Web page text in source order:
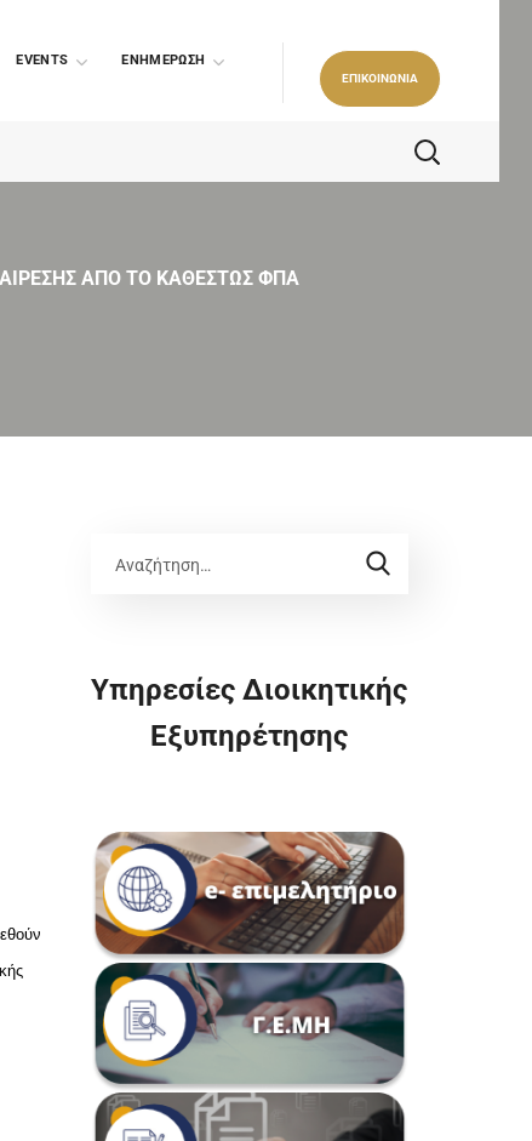
EVENTS ΕΝΗΜΕΡΩΣΗ
ΕΠΙΚΟΙΝΩΝΙΑ
ΑΠΟ ΤΟ ΚΑΘΕΣΤΩΣ ΦΠΑ
Υπηρεσίες Διοικητικής
Εξυπηρέτησης